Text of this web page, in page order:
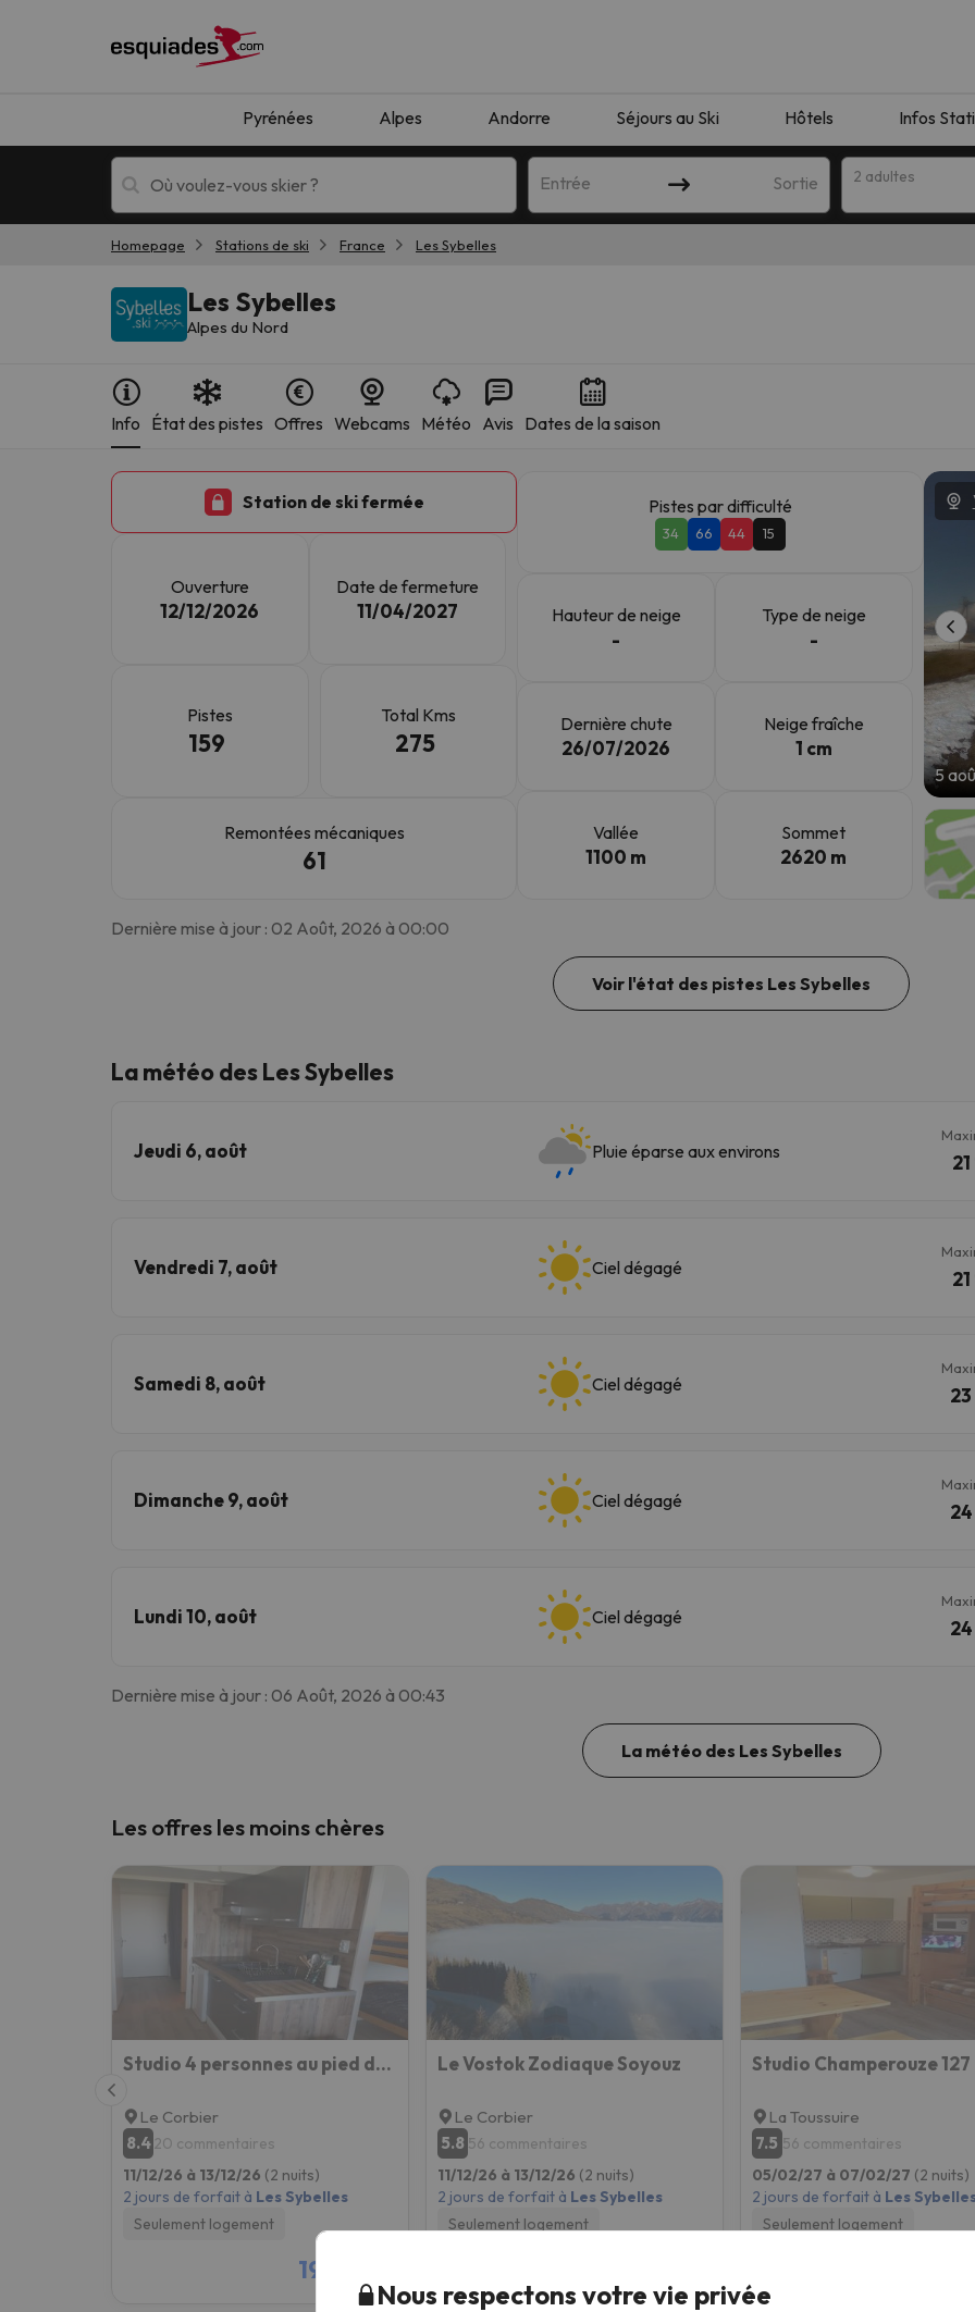
Pyrénées Alpes Andorre Séjours au Ski Hôtels Infos
Entrée Sortie 2 adultes
Homepage Stations de ski France Les Sybelles
Les Sybelles
Alpes du Nord
Info État des pistes Offres Webcams Météo Avis Dates de la saison
Station de ski fermée
Ouverture
12/12/2026
Date de fermeture
11/04/2027
Pistes
159
Total Kms
275
Remontées mécaniques
61
Pistes par difficulté
34 66 44 15
Hauteur de neige
-
Type de neige
-
Dernière chute
26/07/2026
Neige fraîche
1 cm
Vallée
1100 m
Sommet
2620 m
5
Dernière mise à jour : 02 Août, 2026 à 00:00
Voir l'état des pistes Les Sybelles
La météo des Les Sybelles
Jeudi 6, août Pluie éparse aux environs
21
Vendredi 7, août Ciel dégagé
21
Samedi 8, août Ciel dégagé
23
Dimanche 9, août Ciel dégagé
24
Lundi 10, août Ciel dégagé
24
Dernière mise à jour : 06 Août, 2026 à 00:43
La météo des Les Sybelles
Les offres les moins chères
Studio 4 personnes au pied des pistes. Le Corbier
Le Corbier
8.420 commentaires
11/12/26 à 13/12/26 (2 nuits)
2 jours de forfait à Les Sybelles
Seulement logement
193 €
Le Vostok Zodiaque Soyouz
Le Corbier
5.8 56 commentaires
11/12/26 à 13/12/26 (2 nuits)
2 jours de forfait à Les Sybelles
Seulement logement
Studio Champerouze 127
La Toussuire
7.5 56 commentaires
05/02/27 à 07/02/27 (2 nuits)
2 jours de forfait à Les
Seulement logement
Nous respectons votre vie privée